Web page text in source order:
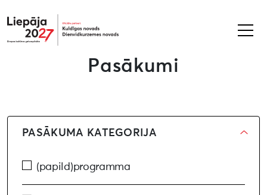
Liepāja2027
Pasākumi
PASĀKUMA KATEGORIJA
(papild)programma